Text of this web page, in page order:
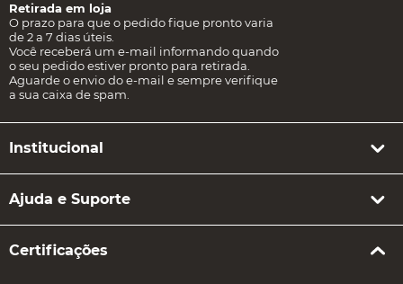
Retirada em loja
O prazo para que o pedido fique pronto varia
de 2 a 7 dias úteis.
Você receberá um e-mail informando quando
o seu pedido estiver pronto para retirada.
Aguarde o envio do e-mail e sempre verifique
a sua caixa de spam.
Institucional
Ajuda e Suporte
Certificações